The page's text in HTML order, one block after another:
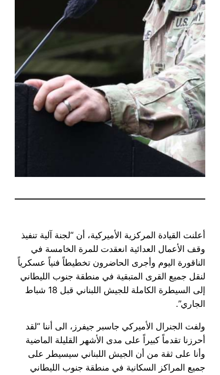
أعلنت القيادة المركزية الأميركية، أن “لجنة آلية تنفيذ
وقف الأعمال العدائية انعقدت للمرة الخامسة في
الناقورة اليوم وأجرى الحاضرون تخطيطاً فنياً عسكرياً
لنقل جميع القرى المتبقية في منطقة جنوب الليطاني
إلى السيطرة الكاملة للجيش اللبناني قبل 18 شباط
الجاري”.
ولفت الجنرال الأميركي جاسبر جيفرز، الى أننا “لقد
أحرزنا تقدماً كبيراً على مدى الأشهر القليلة الماضية
وأنا على ثقة من أن الجيش اللبناني سيسيطر على
جميع المراكز السكانية في منطقة جنوب الليطاني